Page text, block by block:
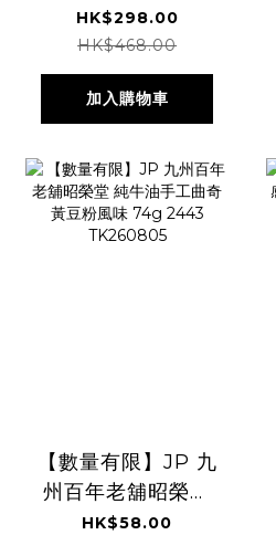
電直髮夾 可拆電
4981 TK260727
HK$298.00
HK$468.00
加入購物車
【數量有限】JP 九
州百年老舖昭榮堂
純牛油手工曲奇 黃
HK$58.00